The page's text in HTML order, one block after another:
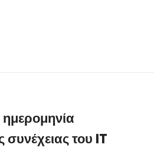
συνέχειας του IT